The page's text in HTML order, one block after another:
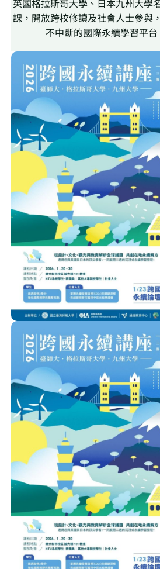
課，開放跨校修讀及社會人士參與
不中斷的國際永續學習平台